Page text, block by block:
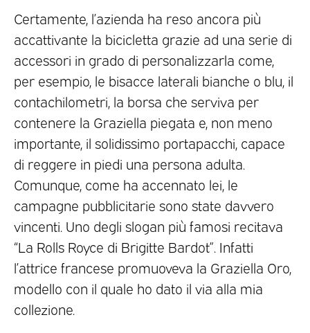
Certamente, l’azienda ha reso ancora più
accattivante la bicicletta grazie ad una serie di
accessori in grado di personalizzarla come,
per esempio, le bisacce laterali bianche o blu, il
contachilometri, la borsa che serviva per
contenere la Graziella piegata e, non meno
importante, il solidissimo portapacchi, capace
di reggere in piedi una persona adulta.
Comunque, come ha accennato lei, le
campagne pubblicitarie sono state davvero
vincenti. Uno degli slogan più famosi recitava
“La Rolls Royce di Brigitte Bardot”. Infatti
l’attrice francese promuoveva la Graziella Oro,
modello con il quale ho dato il via alla mia
collezione.